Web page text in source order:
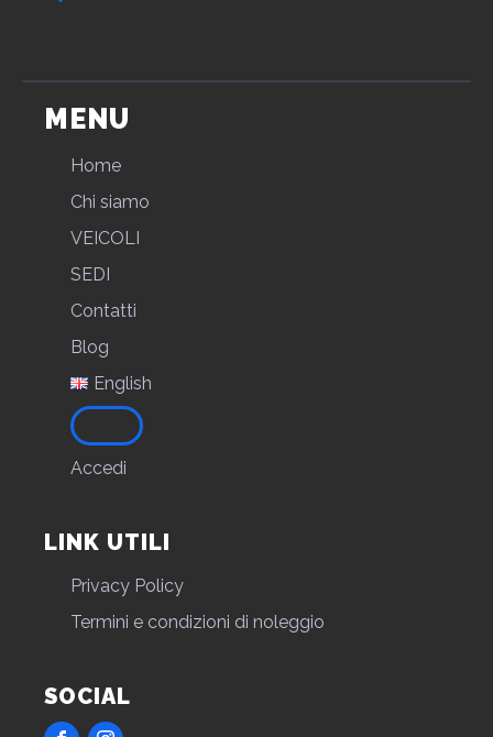
MENU
Home
Chi siamo
VEICOLI
SEDI
Contatti
Blog
English
Accedi
LINK UTILI
Privacy Policy
Termini e condizioni di noleggio
SOCIAL